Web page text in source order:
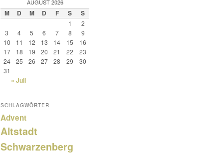
AUGUST 2026
M D M D F S S
1
2
3
4 5 6 7 8
9
10
11 12 13 14 15
16
17
18 19 20 21 22
23
24
25 26 27 28 29
30
31
« Juli
SCHLAGWÖRTER
Advent
Altstadt
Schwarzenberg